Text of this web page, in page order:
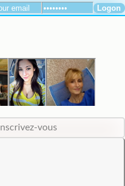
Inscrivez-vous